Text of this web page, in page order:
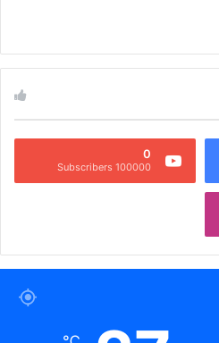
0
100000 Subscribers